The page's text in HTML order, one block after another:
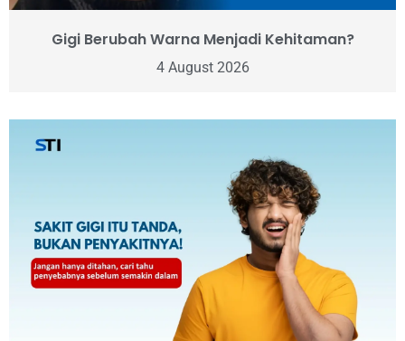
Gigi Berubah Warna Menjadi Kehitaman?
4 August 2026